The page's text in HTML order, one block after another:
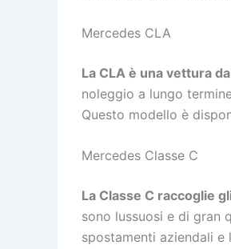
Mercedes CLA
La CLA è una vettura
noleggio a lungo
Questo modello è
Mercedes Classe C
La Classe C raccoglie
sono lussuosi e di gran
spostamenti aziendali e